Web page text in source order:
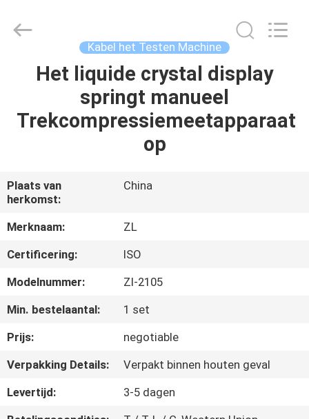
HUIS
PRODUCTEN
ONGEVEER
ONS
FABRIEKSREIS
KWALITEITSCONTROLE
CONTACTEER
ONS
Technology
Kabel het Testen Machine
Het liquide crystal display
springt manueel
Trekcompressiemeetapparaat
op
Plaats van
herkomst:
China
Merknaam:
ZL
Certificering:
ISO
Modelnummer:
Zl-2105
Min. bestelaantal:
1 set
Prijs:
negotiable
Verpakking Details:
Verpakt binnen houten geval
Levertijd:
3-5 dagen